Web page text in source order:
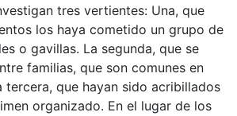
tres vertientes: Una, que
los haya cometido un grupo de
o gavillas. La segunda, que se
familias, que son comunes en
tercera, que hayan sido acribillados
organizado. En el lugar de los